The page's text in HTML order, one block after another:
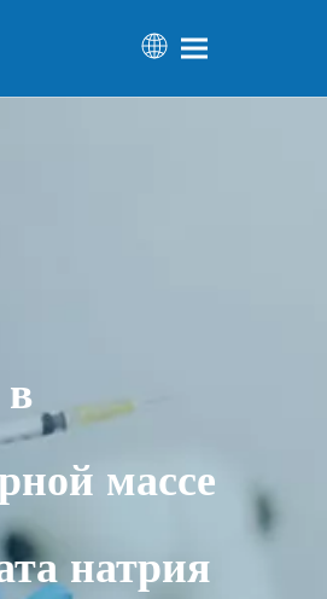
массе
натрия